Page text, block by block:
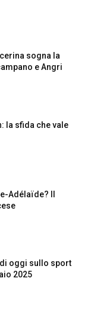
sogna la
e Angri
la sfida che vale
Adélaïde? Il
oggi sullo sport
2025